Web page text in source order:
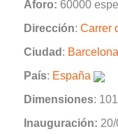
Aforo: 60000
Dirección: Carrer
Ciudad : Barcelona
País: España
Dimensiones:
Inauguración: